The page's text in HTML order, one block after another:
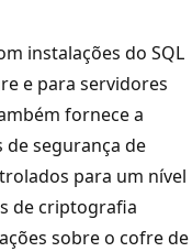
instalações do SQL
e para servidores
fornece a
segurança de
para um nível
de criptografia
sobre o cofre de